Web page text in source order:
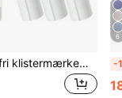
Mini printer, blækfri klistermærkemaskine, lille lommeprinter med fri udskæring, bærbar termisk printer, velegnet til fotos, dagbøger, noter og memoer, forbindes til telefon via Timy Print-appen, fungerer med termisk printpapir, kan bruges til Halloween DIY-dekorationer, julegaver og skoleaktiviteter
6
-